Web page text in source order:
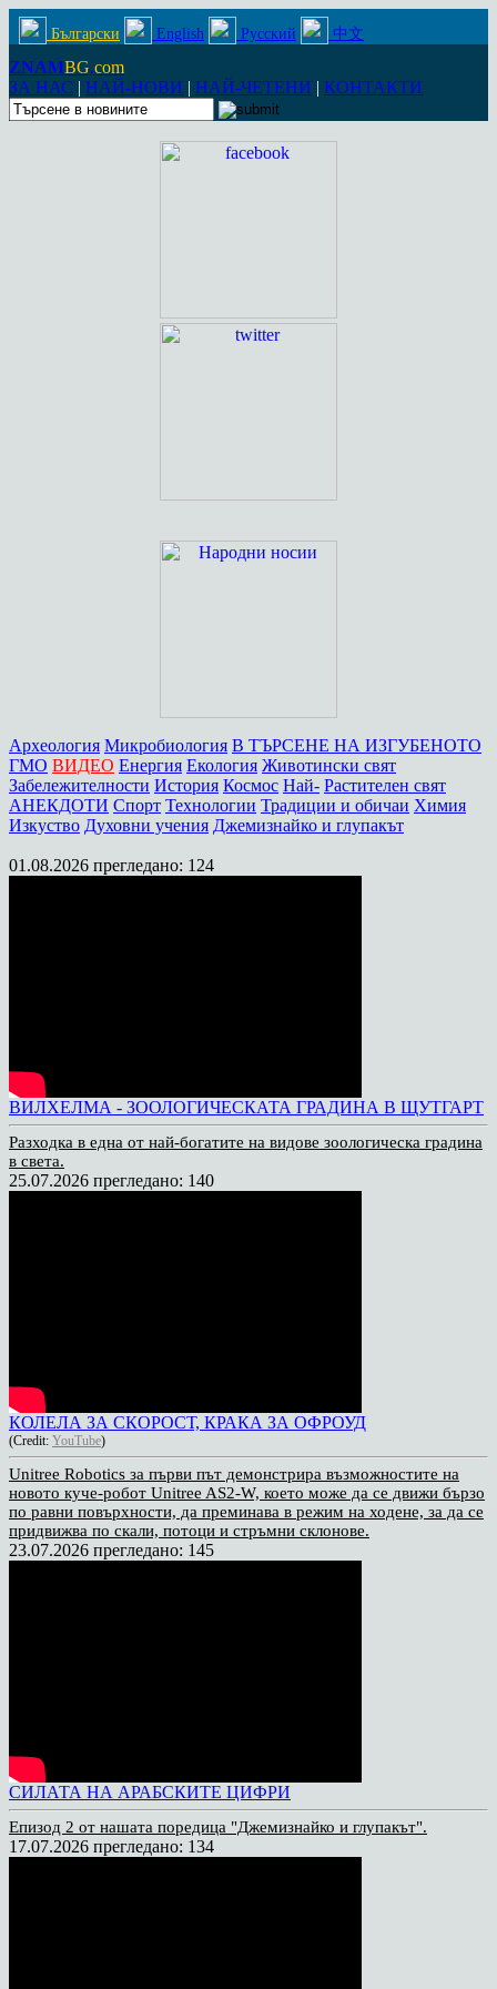
Български English Русский 中文
ZNAMBG.com
ЗА НАС | НАЙ-НОВИ | НАЙ-ЧЕТЕНИ | КОНТАКТИ
Археология Микробиология В ТЪРСЕНЕ НА ИЗГУБЕНОТО
ГМО ВИДЕО Енергия Екология Животински свят
Забележителности История Космос Най- Растителен свят
АНЕКДОТИ Спорт Технологии Традиции и обичаи Химия
Изкуство Духовни учения Джемизнайко и глупакът
01.08.2026 прегледано: 124
ВИЛХЕЛМА - ЗООЛОГИЧЕСКАТА ГРАДИНА В ЩУТГАРТ
Разходка в една от най-богатите на видове зоологическа градина
в света.
25.07.2026 прегледано: 140
КОЛЕЛА ЗА СКОРОСТ, КРАКА ЗА ОФРОУД
(Credit: YouTube)
Unitree Robotics за първи път демонстрира възможностите на
новото куче-робот Unitree AS2-W, което може да се движи бързо
по равни повърхности, да преминава в режим на ходене, за да се
придвижва по скали, потоци и стръмни склонове.
23.07.2026 прегледано: 145
СИЛАТА НА АРАБСКИТЕ ЦИФРИ
Епизод 2 от нашата поредица "Джемизнайко и глупакът".
17.07.2026 прегледано: 134